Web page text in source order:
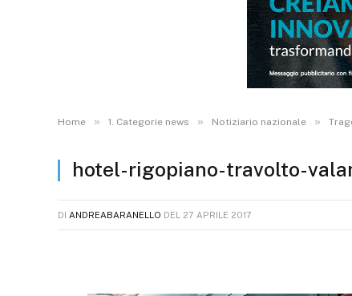
Home » 1. Categorie news » Notiziario nazionale »
hotel-rigopiano-travolto-
DI ANDREABARANELLO DEL 27 APRILE 2017